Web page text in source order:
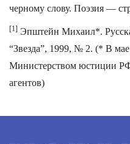
черному слову. Поэзия —
[1] Эпштейн Михаил*.
“Звезда”, 1999, № 2. (* В мае
Министерством юстиции
агентов)